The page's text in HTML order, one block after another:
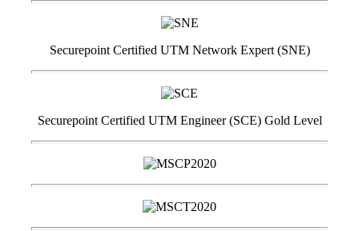
Securepoint Certified UTM Network Expert (SNE)
Securepoint Certified UTM Engineer (SCE) Gold Level